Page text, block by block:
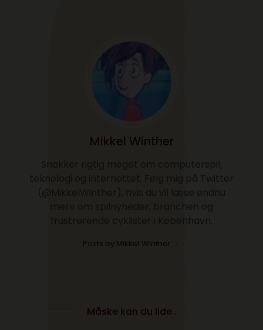
Mikkel Winther
Posts by Mikkel Winther
Måske kan du lide..